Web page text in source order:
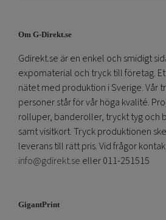
Om G-Direkt.se
Gdirekt.se är en enkel och smidigt
expomaterial och tryck till företag.
nätet med produktion i Sverige. Vår
personer står för vår höga kvalité.
rolluper, banderoller, tryckt tyg och
samt visitkort. Tryck produktionen
leverans till rätt pris. Vid frågor
info@gdirekt.se eller 011-251515
GigantPrint